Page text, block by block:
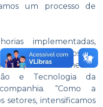
um processo de
implementadas,
gestão de acessos aos
o apoio fundamental
e Tecnologia da
“Como a
setores, intensificamos